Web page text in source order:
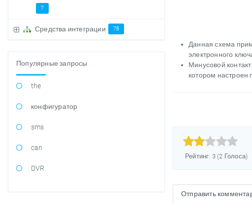
7
Средства интеграции 78
Популярные запросы
the
конфигуратор
sms
can
DVR
Данная схема
электронного
Минусовой
котором настроен



Рейтинг: 3 (2 Голоса)
Отправить